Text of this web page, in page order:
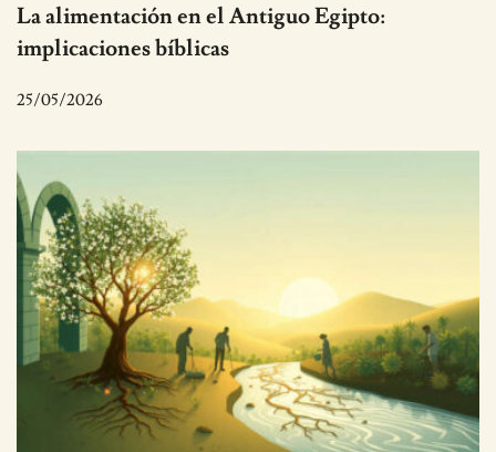
La alimentación en el Antiguo Egipto:
implicaciones bíblicas
25/05/2026